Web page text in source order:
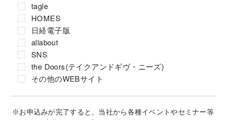
tagle
HOMES
日経電子版
allabout
SNS
the Doors(テイクアンドギヴ・ニーズ)
その他のWEBサイト
※お申込みが完了すると、当社から各種イベントやセミナー等